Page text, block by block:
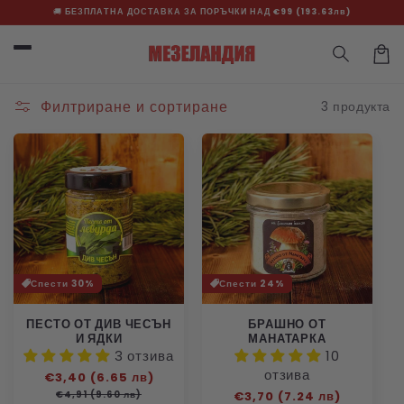
към
🚚 БЕЗПЛАТНА ДОСТАВКА ЗА ПОРЪЧКИ НАД €99 (193.63лв)
Филтриране и сортиране 3 продукта
Спести 30%
ПЕСТО ОТ ДИВ ЧЕСЪН
И ЯДКИ
3 отзива
Редовна
цена
€3,40 (6.65 лв)
€4,91 (9.60 лв)
Спести 24%
БРАШНО ОТ
МАНАТАРКА
10
отзива
Редовна
€3,70 (7.24 лв)